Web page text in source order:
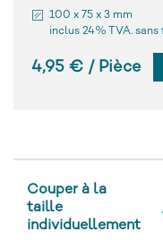
100 x 75 x 3 mm
inclus 24% TVA.
4,95 € / Pièce
Couper à la
taille
individuellement